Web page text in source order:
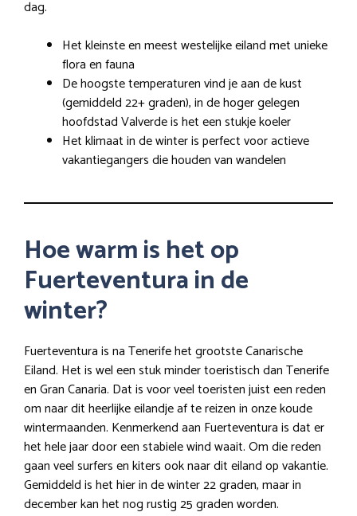
dag.
Het kleinste en meest westelijke eiland met unieke
flora en fauna
De hoogste temperaturen vind je aan de kust
(gemiddeld 22+ graden), in de hoger gelegen
hoofdstad Valverde is het een stukje koeler
Het klimaat in de winter is perfect voor actieve
vakantiegangers die houden van wandelen
Hoe warm is het op
Fuerteventura in de
winter?
Fuerteventura is na Tenerife het grootste Canarische
Eiland. Het is wel een stuk minder toeristisch dan Tenerife
en Gran Canaria. Dat is voor veel toeristen juist een reden
om naar dit heerlijke eilandje af te reizen in onze koude
wintermaanden. Kenmerkend aan Fuerteventura is dat er
het hele jaar door een stabiele wind waait. Om die reden
gaan veel surfers en kiters ook naar dit eiland op vakantie.
Gemiddeld is het hier in de winter 22 graden, maar in
december kan het nog rustig 25 graden worden.